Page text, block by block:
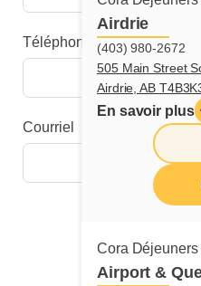
Airdrie
(403) 980-2672
505 Main Street
Airdrie, AB
En savoir plus
Cora Déjeuners
Airport &
Téléphone
Courriel